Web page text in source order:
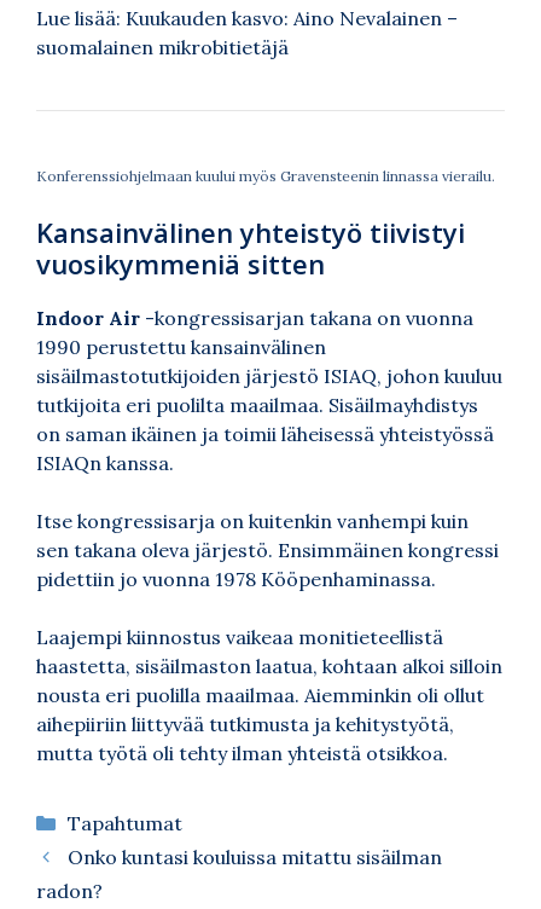
Lue lisää: Kuukauden kasvo: Aino Nevalainen –
suomalainen mikrobitietäjä
Konferenssiohjelmaan kuului myös Gravensteenin linnassa vierailu.
Kansainvälinen yhteistyö tiivistyi
vuosikymmeniä sitten
Indoor Air -kongressisarjan takana on vuonna
1990 perustettu kansainvälinen
sisäilmastotutkijoiden järjestö ISIAQ, johon kuuluu
tutkijoita eri puolilta maailmaa. Sisäilmayhdistys
on saman ikäinen ja toimii läheisessä yhteistyössä
ISIAQn kanssa.
Itse kongressisarja on kuitenkin vanhempi kuin
sen takana oleva järjestö. Ensimmäinen kongressi
pidettiin jo vuonna 1978 Kööpenhaminassa.
Laajempi kiinnostus vaikeaa monitieteellistä
haastetta, sisäilmaston laatua, kohtaan alkoi silloin
nousta eri puolilla maailmaa. Aiemminkin oli ollut
aihepiiriin liittyvää tutkimusta ja kehitystyötä,
mutta työtä oli tehty ilman yhteistä otsikkoa.
Kategoriat
Tapahtumat
Onko kuntasi kouluissa mitattu sisäilman
radon?